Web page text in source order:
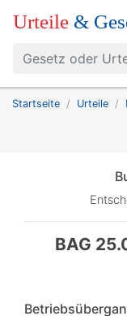
Urteile &
Startseite Urteile
BAG